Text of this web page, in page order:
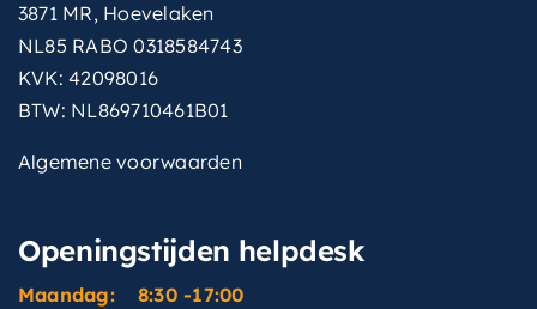
3871 MR, Hoevelaken
NL85 RABO 0318584743
KVK: 42098016
BTW: NL869710461B01
Algemene voorwaarden
Openingstijden helpdesk
Maandag:
8:30 -17:00